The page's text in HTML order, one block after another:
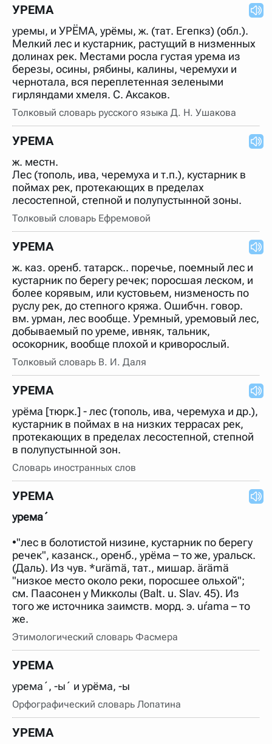
нужно будет нажать на кнопку "Найти".
указывать несколько слов в запросе. Например, если
написать в строке запроса "Пушкин поэт" и нажать
"Найти", выведутся все словарные статьи о поэте
Пушкине, но не о городе.
В сложных запросах тоже могут присутствовать
неизвестные буквы. Например, в кроссворде есть
слово "***м***ов", в задании "русский поэт 19 века".
Пишем в Reword первым словом "***м***ов", далее
через пробел "поэт". Получается "***м***ов поэт" (без
кавычек). Нажимаем "Найти" и получаем статью
"Лермонтов" и не только.
словарь вверх или вниз за прямоугольник слева от
названия словаря. Также можно выключать ненужные
словари.
УРЕМА
уремы, и УРЁМА, урёмы, ж. (тат. Егепкз) (обл.).
Мелкий лес и кустарник, растущий в низменных
долинах рек. Местами росла густая урема из
березы, осины, рябины, калины, черемухи и
чернотала, вся переплетенная зелеными
гирляндами хмеля. С. Аксаков.
Толковый словарь русского языка Д. Н. Ушакова
УРЕМА
ж. местн.
Лес (тополь, ива, черемуха и т.п.), кустарник в
поймах рек, протекающих в пределах
лесостепной, степной и полупустынной зоны.
Толковый словарь Ефремовой
УРЕМА
ж. каз. оренб. татарск.. поречье, поемный лес и
кустарник по берегу речек; поросшая леском, и
более корявым, или кустовьем, низменость по
руслу рек, до степного кряжа. Ошибчн. говор.
вм. урман, лес вообще. Уремный, уремовый лес,
добываемый по уреме, ивняк, тальник,
осокорник, вообще плохой и криворослый.
Толковый словарь В. И. Даля
УРЕМА
урёма [тюрк.] - лес (тополь, ива, черемуха и др.),
кустарник в поймах в на низких террасах рек,
протекающих в пределах лесостепной, степной
в полупустынной зон.
Словарь иностранных слов
УРЕМА
урема́
•"лес в болотистой низине, кустарник по берегу
речек", казанск., оренб., урёма – то же, уральск.
(Даль). Из чув. *urämä, тат., мишар. ärämä
"низкое место около реки, поросшее ольхой";
см. Паасонен у Микколы (Ваlt. u. Slav. 45). Из
того же источника заимств. морд. э. uŕama – то
же.
Этимологический словарь Фасмера
УРЕМА
урема´, -ы´ и урёма, -ы
Орфографический словарь Лопатина
УРЕМА